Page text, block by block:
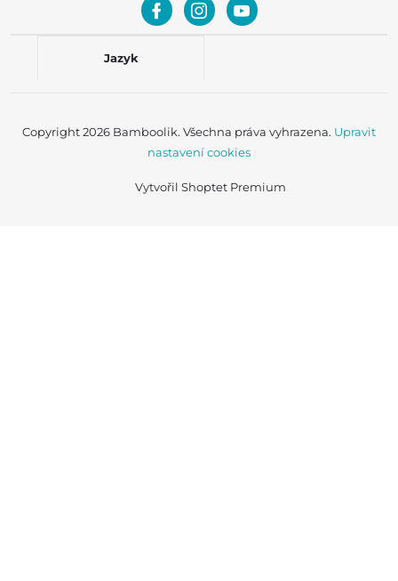
Jazyk
Vytvořil Shoptet Premium
Copyright 2026 Bamboolik. Všechna práva vyhrazena. Upravit
nastavení cookies